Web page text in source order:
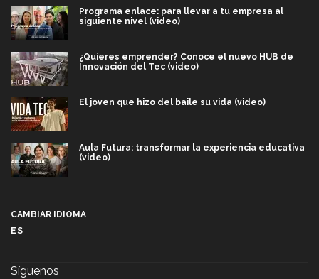
Programa enlace: para llevar a tu empresa al
siguiente nivel (video)
¿Quieres emprender? Conoce el nuevo HUB de
Innovación del Tec (video)
El joven que hizo del baile su vida (video)
Aula Futura: transformar la experiencia educativa
(video)
CAMBIAR IDIOMA
ES
Síguenos